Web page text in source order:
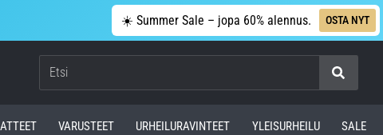
☀️ Summer Sale – jopa 60% alennus. OSTA NYT
VARUSTEET URHEILURAVINTEET YLEISURHEILU SALE